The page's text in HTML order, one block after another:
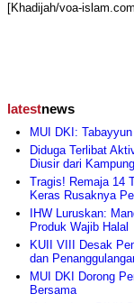
[Khadijah/voa-
latestnews
MUI DKI:
Diduga Terlibat
Diusir dari Kampung
Tragis! Remaja 14
Keras Rusaknya
IHW Luruskan:
Produk Wajib Halal
KUII VIII Desak
dan
MUI DKI Dorong
Bersama